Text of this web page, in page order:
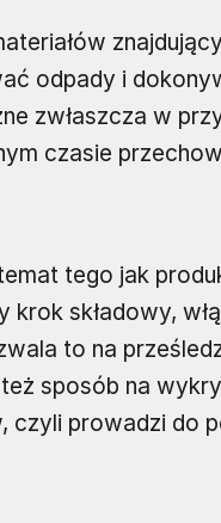
odpady i
zwłaszcza w
czasie
tego jak
krok składowy,
to na
sposób na
czyli prowadzi do